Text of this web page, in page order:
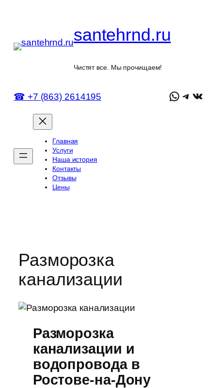
santehrnd.ru
Чистят все. Мы прочищаем!
☎ +7 (863) 2614195
Главная
Услуги
Наша история
Контакты
Отзывы
Цены
Разморозка
канализации
Разморозка
канализации и
водопровода в
Ростове-на-Дону